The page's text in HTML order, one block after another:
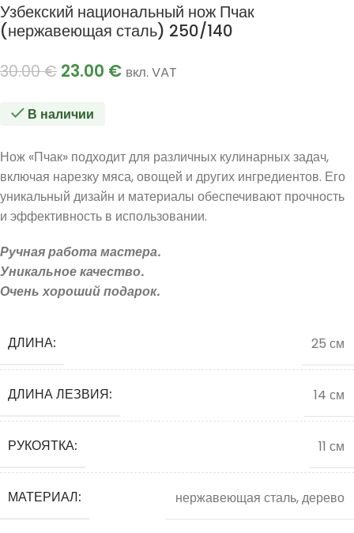
Узбекский национальный нож Пчак
(нержавеющая сталь) 250/140
30.00€ 23.00 € вкл. VAT
В наличии
Нож «Пчак» подходит для различных кулинарных задач,
включая нарезку мяса, овощей и других ингредиентов. Его
уникальный дизайн и материалы обеспечивают прочность
и эффективность в использовании.
Ручная работа мастера.
Уникальное качество.
Очень хороший подарок.
ДЛИНА: 25 см
ДЛИНА ЛЕЗВИЯ: 14 см
РУКОЯТКА: 11 см
МАТЕРИАЛ: нержавеющая сталь, дерево